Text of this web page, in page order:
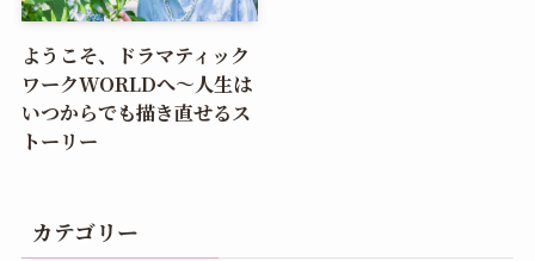
ようこそ、ドラマティック
ワークWORLDへ〜人生は
いつからでも描き直せるス
トーリー
カテゴリー